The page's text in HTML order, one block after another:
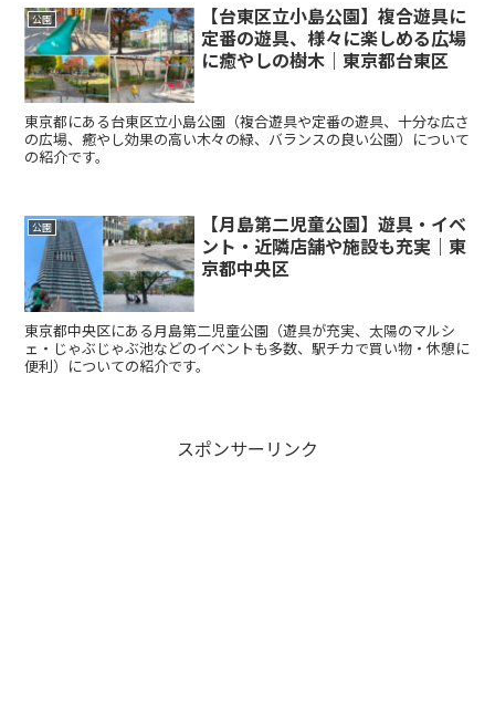
公園
【台東区立小島公園】複合遊具に
定番の遊具、様々に楽しめる広場
に癒やしの樹木｜東京都台東区
東京都にある台東区立小島公園（複合遊具や定番の遊具、十分な広さ
の広場、癒やし効果の高い木々の緑、バランスの良い公園）について
の紹介です。
公園
【月島第二児童公園】遊具・イベ
ント・近隣店舗や施設も充実｜東
京都中央区
東京都中央区にある月島第二児童公園（遊具が充実、太陽のマルシ
ェ・じゃぶじゃぶ池などのイベントも多数、駅チカで買い物・休憩に
便利）についての紹介です。
スポンサーリンク